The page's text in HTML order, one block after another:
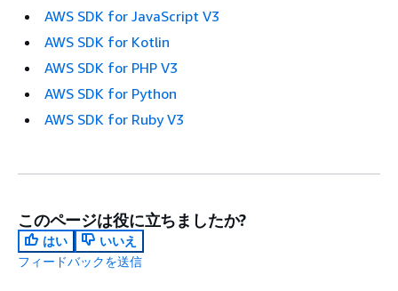
AWS SDK for JavaScript V3
AWS SDK for Kotlin
AWS SDK for PHP V3
AWS SDK for Python
AWS SDK for Ruby V3
このページは役に立ちましたか?
はい
いいえ
フィードバックを送信